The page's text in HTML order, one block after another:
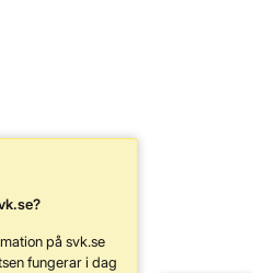
på svk.se
fungerar i dag